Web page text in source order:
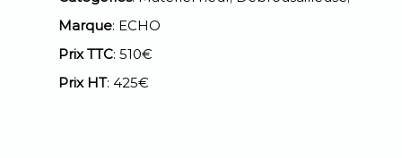
Marque: ECHO
Prix TTC: 510€
Prix HT: 425€